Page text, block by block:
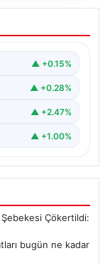
Altın
▲ +0.15%
▲ +0.28%
▲ +2.47%
▲ +1.00%
Çökertildi:
bugün ne kadar